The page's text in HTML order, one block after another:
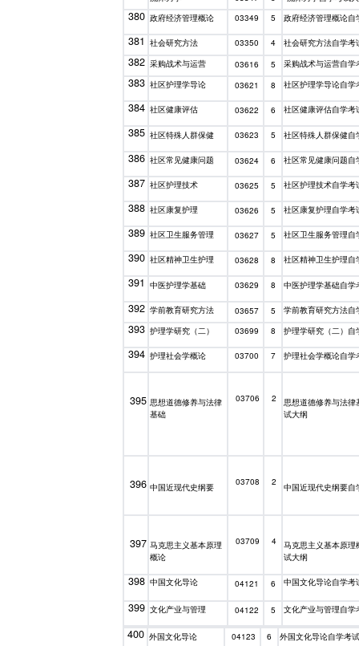
380 政府经济管理概论 03349 5 政府经济管理概论自
381 社会研究方法 03350 4 社会研究方法自学考
382 采购战术与运营 03616 5 采购战术与运营自学
383 社区护理学导论 03621 8 社区护理学导论自学
384 社区健康评估 03622 6 社区健康评估自学考
385 社区特殊人群保健 03623 5 社区特殊人群保健自
386 社区常见健康问题 03624 6 社区常见健康问题自
387 社区护理技术 03625 5 社区护理技术自学考
388 社区康复护理 03626 5 社区康复护理自学考
389 社区卫生服务管理 03627 5 社区卫生服务管理自
390 社区精神卫生护理 03628 8 社区精神卫生护理自
391 中医护理学基础 03629 8 中医护理学基础自学
392 学前教育研究方法 03657 5 学前教育研究方法自
393 护理学研究（二） 03699 8 护理学研究（二）自
394 护理社会学概论 03700 7 护理社会学概论自学
395 思想道德修养与法律
基础
03706 2
思想道德修养与法律
试大纲
396 中国近现代史纲要 03708 2 中国近现代史纲要自
397 马克思主义基本原理
概论
03709 4
马克思主义基本原理
试大纲
398 中国文化导论 04121 6 中国文化导论自学考
399 文化产业与管理 04122 5 文化产业与管理自学
400 外国文化导论 04123 6 外国文化导论自学考